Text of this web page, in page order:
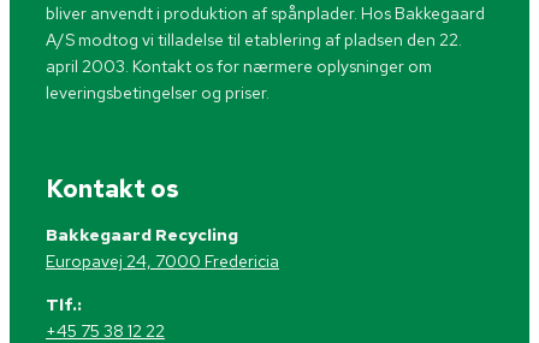
bliver anvendt i produktion af spånplader.​ Hos Bakkegaard
A/S modtog vi tilladelse til etablering af pladsen den 22.
april 2003.​​ Kontakt os for nærmere oplysninger om
leveringsbetingelser og priser.
Kontakt os
Bakkegaard Recycling
Europavej 24, 7000 Fredericia
Tlf.:
+45 75 38 12 22